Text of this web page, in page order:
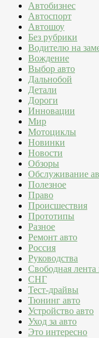
Автобизнес
Автоспорт
Автошоу
Без рубрики
Водителю на
Вождение
Выбор авто
Дальнобой
Детали
Дороги
Инновации
Мир
Мотоциклы
Новинки
Новости
Обзоры
Обслуживание
Полезное
Право
Происшествия
Прототипы
Разное
Ремонт авто
Россия
Руководства
Свободная лента
СНГ
Тест-драйвы
Тюнинг авто
Устройство авто
Уход за авто
Это интересно